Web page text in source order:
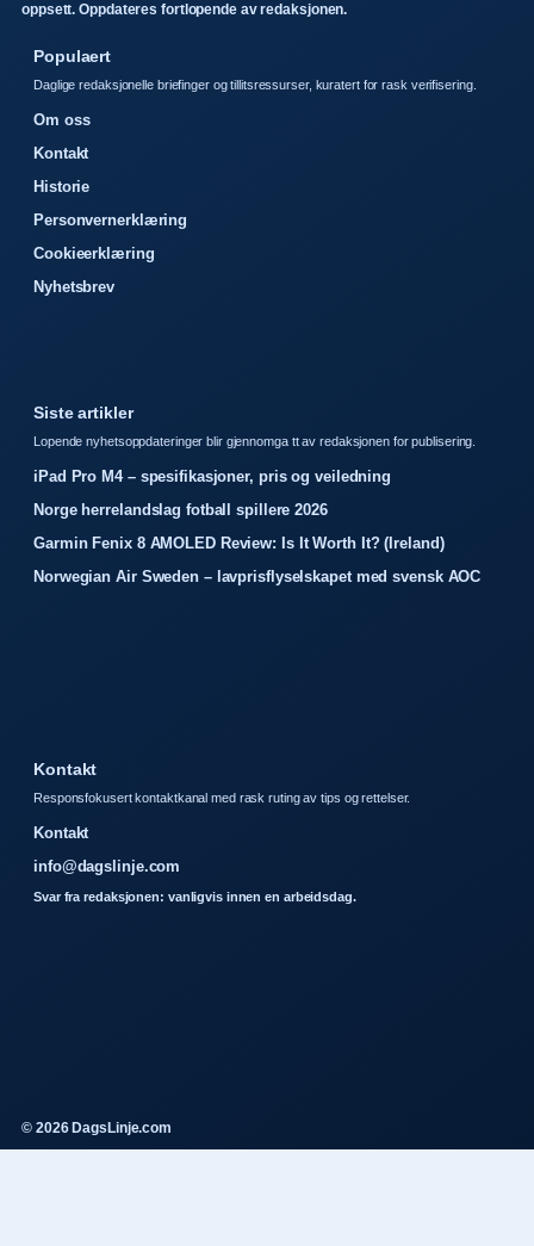
oppsett. Oppdateres fortlopende av redaksjonen.
Populaert
Daglige redaksjonelle briefinger og tillitsressurser, kuratert for rask verifisering.
Om oss
Kontakt
Historie
Personvernerklæring
Cookieerklæring
Nyhetsbrev
Siste artikler
Lopende nyhetsoppdateringer blir gjennomga tt av redaksjonen for publisering.
iPad Pro M4 – spesifikasjoner, pris og veiledning
Norge herrelandslag fotball spillere 2026
Garmin Fenix 8 AMOLED Review: Is It Worth It? (Ireland)
Norwegian Air Sweden – lavprisflyselskapet med svensk AOC
Kontakt
Responsfokusert kontaktkanal med rask ruting av tips og rettelser.
Kontakt
info@dagslinje.com
Svar fra redaksjonen: vanligvis innen en arbeidsdag.
© 2026 DagsLinje.com